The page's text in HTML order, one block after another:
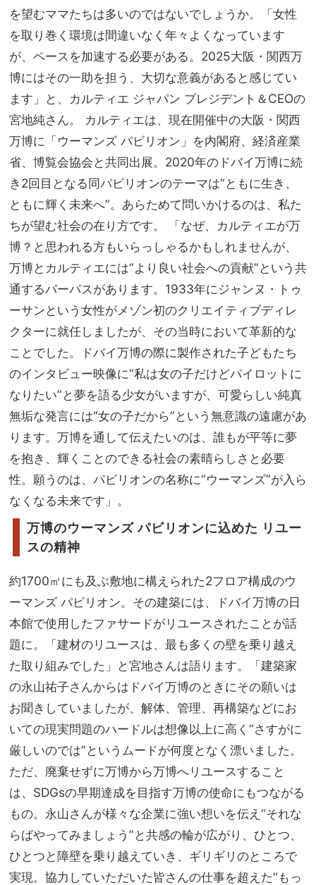
を望むママたちは多いのではないでしょうか。「女性
を取り巻く環境は間違いなく年々よくなっています
が、ペースを加速する必要がある。2025大阪・関西万
博にはその一助を担う、大切な意義があると感じてい
ます」と、カルティエ ジャパン プレジデント＆CEOの
宮地純さん。 カルティエは、現在開催中の大阪・関西
万博に「ウーマンズ パビリオン」を内閣府、経済産業
省、博覧会協会と共同出展。2020年のドバイ万博に続
き2回目となる同パビリオンのテーマは“ともに生き、
ともに輝く未来へ”。あらためて問いかけるのは、私た
ちが望む社会の在り方です。 「なぜ、カルティエが万
博？と思われる方もいらっしゃるかもしれませんが、
万博とカルティエには“より良い社会への貢献”という共
通するパーパスがあります。1933年にジャンヌ・トゥ
ーサンという女性がメゾン初のクリエイティブディレ
クターに就任しましたが、その当時において革新的な
ことでした。ドバイ万博の際に製作された子どもたち
のインタビュー映像に“私は女の子だけどパイロットに
なりたい”と夢を語る少女がいますが、可愛らしい純真
無垢な発言には“女の子だから”という無意識の遠慮があ
ります。万博を通して伝えたいのは、誰もが平等に夢
を抱き、輝くことのできる社会の素晴らしさと必要
性。願うのは、パビリオンの名称に“ウーマンズ”が入ら
なくなる未来です」。
万博のウーマンズ パビリオンに込めた リユー
スの精神
約1700㎡にも及ぶ敷地に構えられた2フロア構成のウ
ーマンズ パビリオン。その建築には、ドバイ万博の日
本館で使用したファサードがリユースされたことが話
題に。「建材のリユースは、最も多くの壁を乗り越え
た取り組みでした」と宮地さんは語ります。「建築家
の永山祐子さんからはドバイ万博のときにその願いは
お聞きしていましたが、解体、管理、再構築などにお
いての現実問題のハードルは想像以上に高く“さすがに
厳しいのでは”というムードが何度となく漂いました。
ただ、廃棄せずに万博から万博へリユースすること
は、SDGsの早期達成を目指す万博の使命にもつながる
もの。永山さんが様々な企業に強い想いを伝え“それな
らばやってみましょう”と共感の輪が広がり、ひとつ、
ひとつと障壁を乗り越えていき、ギリギリのところで
実現。協力していただいた皆さんの仕事を超えた“もっ